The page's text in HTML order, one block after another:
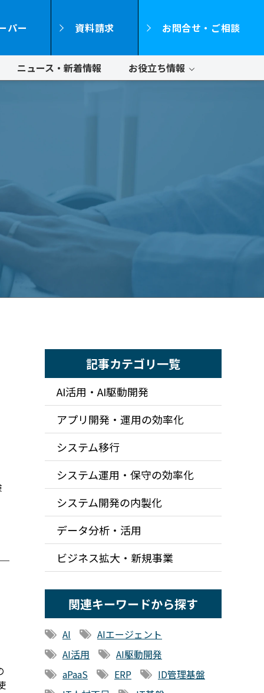
パー 資料請求 お問合せ・ご相談
ニュース・新着情報 お役立ち情報
記事カテゴリ一覧
AI活用・AI駆動開発
アプリ開発・運用の効率化
システム移行
システム運用・保守の効率化
システム開発の内製化
データ分析・活用
ビジネス拡大・新規事業
関連キーワードから探す
AI
AIエージェント
AI活用
AI駆動開発
aPaaS
ERP
ID管理基盤